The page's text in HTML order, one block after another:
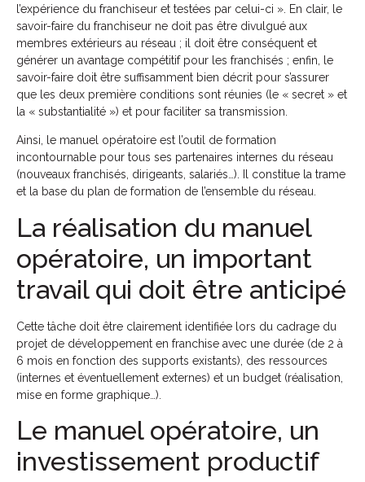
l’expérience du franchiseur et testées par celui-ci ». En clair, le
savoir-faire du franchiseur ne doit pas être divulgué aux
membres extérieurs au réseau ; il doit être conséquent et
générer un avantage compétitif pour les franchisés ; enfin, le
savoir-faire doit être suffisamment bien décrit pour s’assurer
que les deux première conditions sont réunies (le « secret » et
la « substantialité ») et pour faciliter sa transmission.
Ainsi, le manuel opératoire est l’outil de formation
incontournable pour tous ses partenaires internes du réseau
(nouveaux franchisés, dirigeants, salariés…). Il constitue la trame
et la base du plan de formation de l’ensemble du réseau.
La réalisation du manuel
opératoire, un important
travail qui doit être anticipé
Cette tâche doit être clairement identifiée lors du cadrage du
projet de développement en franchise avec une durée (de 2 à
6 mois en fonction des supports existants), des ressources
(internes et éventuellement externes) et un budget (réalisation,
mise en forme graphique…).
Le manuel opératoire, un
investissement productif